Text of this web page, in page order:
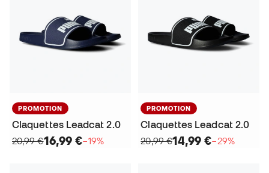
PROMOTION
Claquettes Leadcat 2.0
20,99 €16,99 €−19%
PROMOTION
Claquettes Leadcat 2.0
20,99 €14,99 €−29%